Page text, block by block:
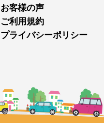
お客様の声
ご利用規約
プライバシーポリシー